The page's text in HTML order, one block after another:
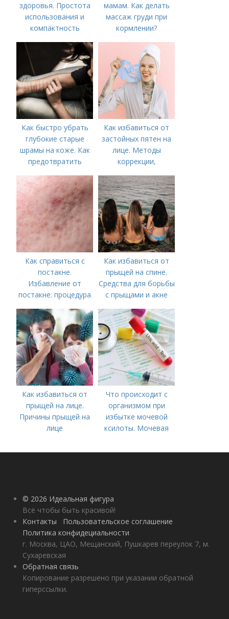
здоровья. Простота
использования и
компактность
мамам. Как делать
массаж груди при
кормлении?
Как быстро убрать
глубокие старые
шрамы на коже. Как
предотвратить
Как избавиться от
застойных пятен на
лице. Методы
коррекции,
акне и удаления
рубцов и шрамов
постакне
Как справиться с
постакне.
Избавление от
постакне: процедура
Как избавиться от
прыщей на спине.
Средства для борьбы
с прыщами и акне
Как избавиться от
прыщей на лице.
Причины прыщей на
лице
Что происходит с
организмом при
избытке мочевой
ксилоты. Мочевая
норма и отклонения
© 2026 Идеальная фигура
Всё чтобы быть красивой!
Контакты
Пользовательское соглашение
Политика конфидециальности
г. Москва, ЦАО, Мещанский, Пушкарев переулок 7, м.
Сухаревская
Обратная связь
Копирование разрешено при указании обратной
гиперссылки.